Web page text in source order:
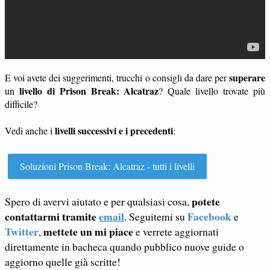
E voi avete dei suggerimenti, trucchi o consigli da dare persuperare
un livello di Prison Break: Alcatraz? Quale livello trovate più
difficile?
Vedi anche i livelli successivi e i precedenti:
Soluzioni Prison Break: Alcatraz - tutti i livelli
Spero di avervi aiutato e per qualsiasi cosa,potete
contattarmi tramiteemail. Seguitemi suFacebooke
Twitter,mettete un mi piacee verrete aggiornati
direttamente in bacheca quando pubblico nuove guide o
aggiorno quelle già scritte!